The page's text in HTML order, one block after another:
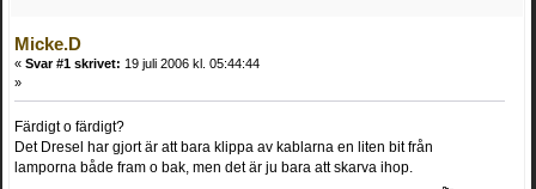
Micke.D
« Svar #1 skrivet: 19 juli 2006 kl. 05:44:44
»
Färdigt o färdigt?
Det Dresel har gjort är att bara klippa av kablarna en liten bit från
lamporna både fram o bak, men det är ju bara att skarva ihop.